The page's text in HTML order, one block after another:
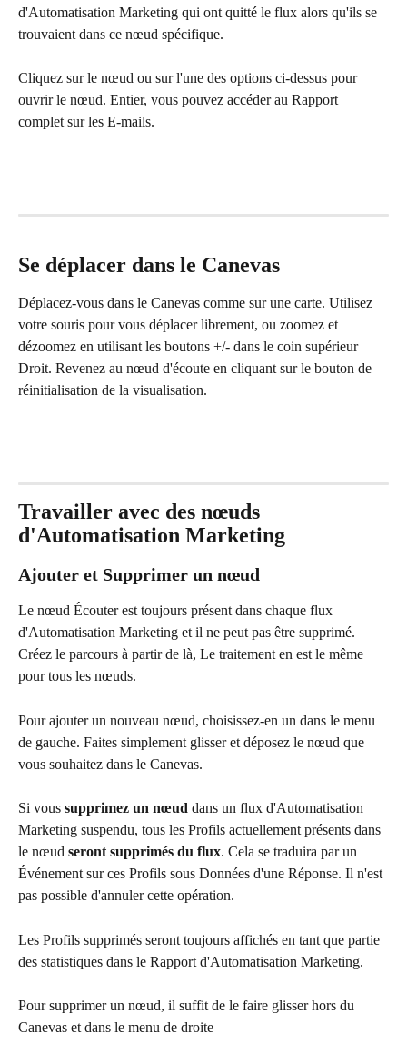
d'Automatisation Marketing qui ont quitté le flux alors qu'ils se
trouvaient dans ce nœud spécifique.
Cliquez sur le nœud ou sur l'une des options ci-dessus pour
ouvrir le nœud. Entier, vous pouvez accéder au Rapport
complet sur les E-mails.
Se déplacer dans le Canevas
Déplacez-vous dans le Canevas comme sur une carte. Utilisez
votre souris pour vous déplacer librement, ou zoomez et
dézoomez en utilisant les boutons +/- dans le coin supérieur
Droit. Revenez au nœud d'écoute en cliquant sur le bouton de
réinitialisation de la visualisation.
Travailler avec des nœuds
d'Automatisation Marketing
Ajouter et Supprimer un nœud
Le nœud Écouter est toujours présent dans chaque flux
d'Automatisation Marketing et il ne peut pas être supprimé.
Créez le parcours à partir de là, Le traitement en est le même
pour tous les nœuds.
Pour ajouter un nouveau nœud, choisissez-en un dans le menu
de gauche. Faites simplement glisser et déposez le nœud que
vous souhaitez dans le Canevas.
Si vous supprimez un nœud dans un flux d'Automatisation
Marketing suspendu, tous les Profils actuellement présents dans
le nœud seront supprimés du flux. Cela se traduira par un
Événement sur ces Profils sous Données d'une Réponse. Il n'est
pas possible d'annuler cette opération.
Les Profils supprimés seront toujours affichés en tant que partie
des statistiques dans le Rapport d'Automatisation Marketing.
Pour supprimer un nœud, il suffit de le faire glisser hors du
Canevas et dans le menu de droite